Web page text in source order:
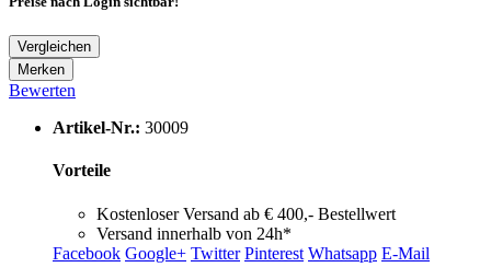
Vergleichen
Merken
Bewerten
Artikel-Nr.: 30009
Vorteile
Kostenloser Versand ab € 400,- Bestellwert
Versand innerhalb von 24h*
Facebook Google+ Twitter Pinterest Whatsapp E-Mail